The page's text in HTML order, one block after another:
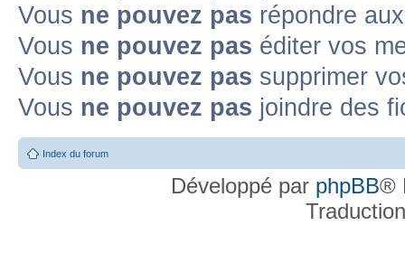
Vous ne pouvez pas répondre
Vous ne pouvez pas éditer vos
Vous ne pouvez pas supprimer
Vous ne pouvez pas joindre des
Index du forum
Développé par phpBB®